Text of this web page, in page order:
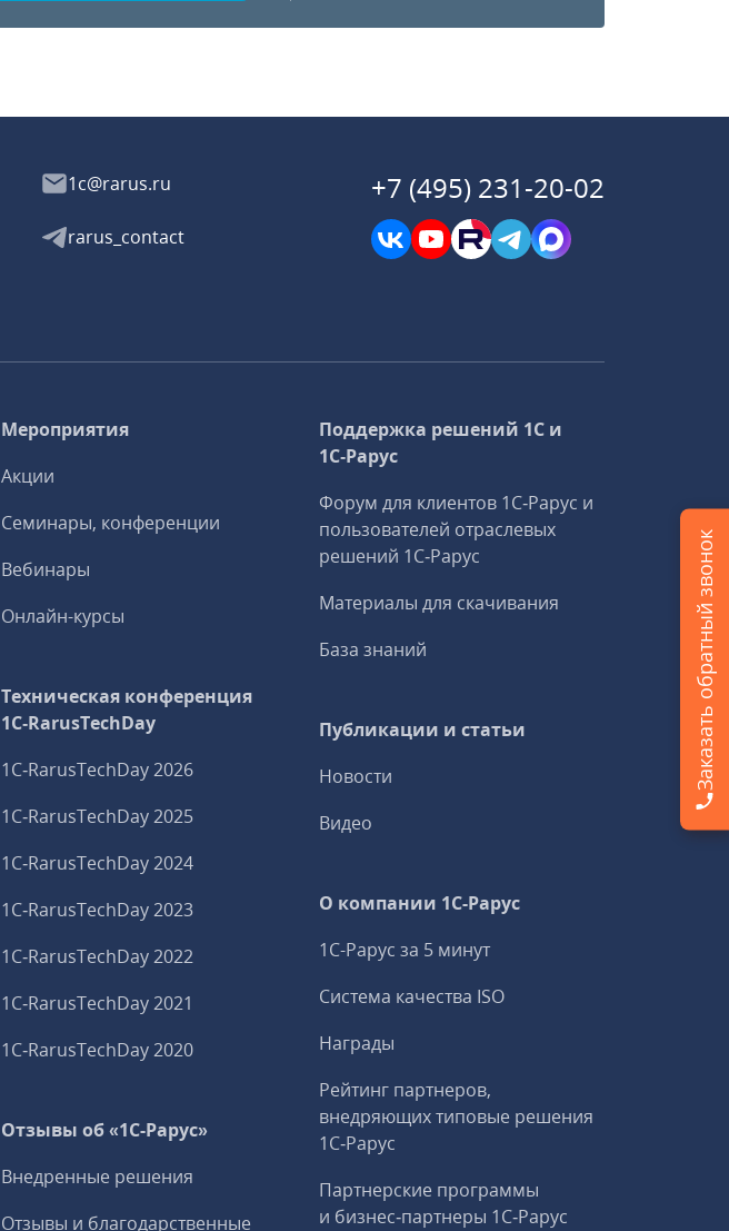
1c@rarus.ru
rarus_contact
+7 (495) 231-20-02
Мероприятия
Акции
Семинары, конференции
Вебинары
Онлайн-курсы
Техническая конференция
1C‑RarusTechDay
1C‑RarusTechDay 2026
1C‑RarusTechDay 2025
1C‑RarusTechDay 2024
1C‑RarusTechDay 2023
1C‑RarusTechDay 2022
1C‑RarusTechDay 2021
1C‑RarusTechDay 2020
Отзывы об «1С-Рарус»
Внедренные решения
Отзывы и благодарственные
Поддержка решений 1С и
1С‑Рарус
Форум для клиентов 1С‑Рарус и
пользователей отраслевых
решений 1С‑Рарус
Материалы для скачивания
База знаний
Публикации и статьи
Новости
Видео
О компании 1C-Рарус
1С-Рарус за 5 минут
Система качества ISO
Награды
Рейтинг партнеров,
внедряющих типовые решения
1С‑Рарус
Партнерские программы
и бизнес‑партнеры 1С‑Рарус
Заказать обратный звонок